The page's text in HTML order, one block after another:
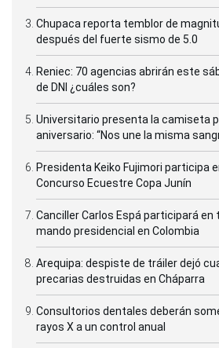
Chupaca reporta temblor de
después del fuerte sismo de 5.0
Reniec: 70 agencias abrirán este
de DNI ¿cuáles son?
Universitario presenta la camiseta
aniversario: “Nos une la misma
Presidenta Keiko Fujimori participa
Concurso Ecuestre Copa Junín
Canciller Carlos Espá participará
mando presidencial en Colombia
Arequipa: despiste de tráiler dejó
precarias destruidas en Cháparra
Consultorios dentales deberán
rayos X a un control anual